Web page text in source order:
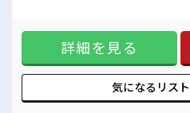
仕事の合間の息抜きは休憩室で♪
職場にはロッカー完備！
私物の置きすぎには注意が必要です
寮もあるので遠方からの方も安心！
日は自宅でゆっくり、 な
お給料に残業代を上乗せ≫
稼げます♪ ≪動きやすい制
服装の悩み解消♪ ≪未経
チャレンジするのは不安
います！ イチからスキル
詳細を見る
気になるリス